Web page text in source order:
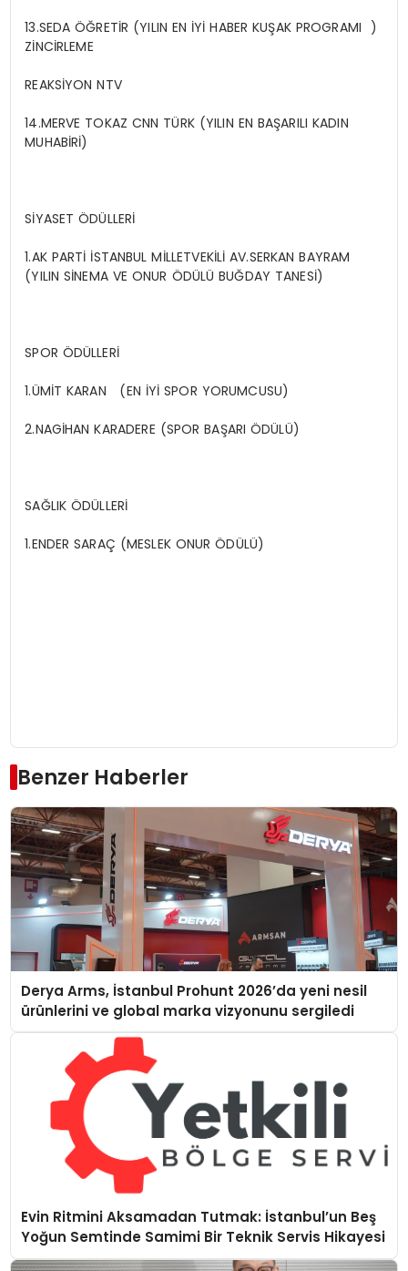
13.SEDA ÖĞRETİR (YILIN EN İYİ HABER KUŞAK PROGRAMI )
ZİNCİRLEME
REAKSİYON NTV
14.MERVE TOKAZ CNN TÜRK (YILIN EN BAŞARILI KADIN
MUHABİRİ)
SİYASET ÖDÜLLERİ
1.AK PARTİ İSTANBUL MİLLETVEKİLİ AV.SERKAN BAYRAM
(YILIN SİNEMA VE ONUR ÖDÜLÜ BUĞDAY TANESİ)
SPOR ÖDÜLLERİ
1.ÜMİT KARAN (EN İYİ SPOR YORUMCUSU)
2.NAGİHAN KARADERE (SPOR BAŞARI ÖDÜLÜ)
SAĞLIK ÖDÜLLERİ
1.ENDER SARAÇ (MESLEK ONUR ÖDÜLÜ)
Benzer Haberler
Derya Arms, İstanbul Prohunt 2026’da yeni nesil
ürünlerini ve global marka vizyonunu sergiledi
Evin Ritmini Aksamadan Tutmak: İstanbul’un Beş
Yoğun Semtinde Samimi Bir Teknik Servis Hikayesi